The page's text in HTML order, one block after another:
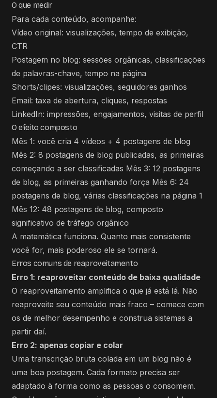
O que medir
Para cada conteúdo, acompanhe:
Vídeo original: visualizações, tempo de exibição,
CTR
Postagem no blog: sessões orgânicas, classificações
de palavras-chave, tempo na página
Shorts/clipes: visualizações, seguidores ganhos
Email: taxa de abertura, cliques, respostas
LinkedIn: impressões, engajamentos, visitas de perfil
O efeito composto
Mês 1: você cria 4 vídeos + 4 postagens de blog
Mês 2: 8 postagens de blog publicadas, as primeiras
começando a ser classificadas Mês 3: 12 postagens
de blog, as primeiras ganhando força Mês 6: 24
postagens de blog, várias classificações na página 1
Mês 12: 48 postagens de blog, composto
significativo de tráfego orgânico
A matemática funciona. Quanto mais consistente
você for, mais poderoso ele se tornará.
Erros comuns de reaproveitamento
Erro 1: reaproveitar conteúdo de baixa qualidade
O reaproveitamento amplifica o que já está lá. Não
reaproveite seu conteúdo mais fraco – comece com
os de melhor desempenho e construa sistemas a
partir daí.
Erro 2: apenas copiar e colar
Uma transcrição bruta colada em um blog não é
uma boa postagem. Cada formato precisa ser
adaptado à forma como as pessoas o consomem.